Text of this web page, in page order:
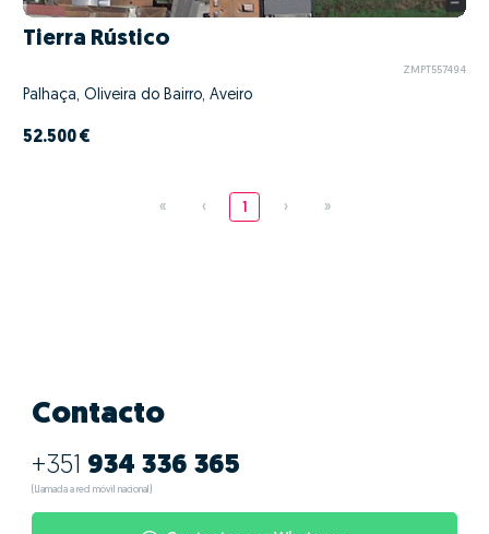
Tierra Rústico
ZMPT557494
Palhaça, Oliveira do Bairro, Aveiro
52.500 €
« ‹ 1 › »
Contacto
+351 934 336 365
(Llamada a red móvil nacional)